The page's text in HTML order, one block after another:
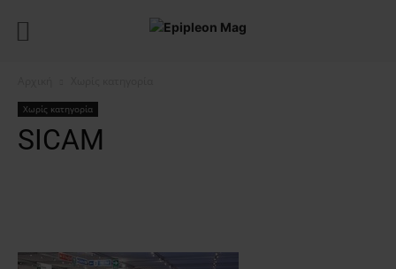
Χωρίς κατηγορία
SICAM